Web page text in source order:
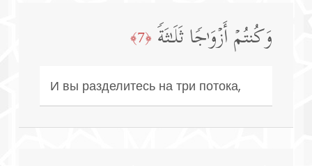
وَكُنتُمۡ أَزۡوَ ٰ⁠جࣰا ثَلَـٰثَةࣰ ﴿7﴾
И вы разделитесь на три потока,